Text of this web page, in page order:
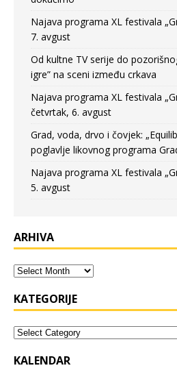
Najava programa XL festivala
7. avgust
Od kultne TV serije do
igre” na sceni između crkava
Najava programa XL festivala
četvrtak, 6. avgust
Grad, voda, drvo i čovjek:
poglavlje likovnog programa
Najava programa XL festivala
5. avgust
ARHIVA
KATEGORIJE
KALENDAR